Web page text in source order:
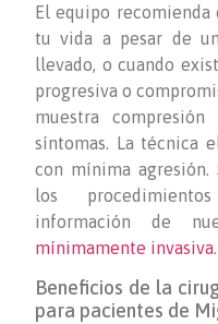
El equipo
tu vida a pesar de
llevado, o cuando
progresiva o
muestra
síntomas. La técnica
con mínima agresión.
los
información de
mínimamente invasiva.
Beneficios de la
para pacientes de